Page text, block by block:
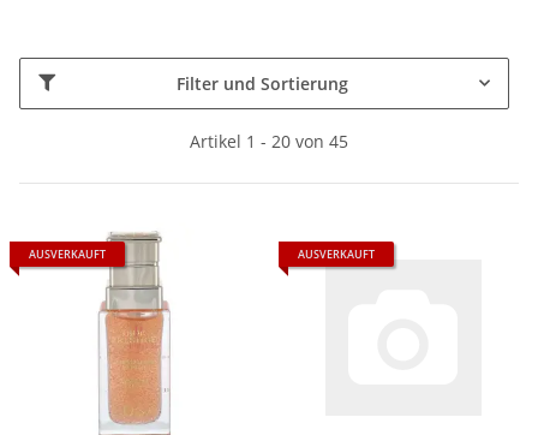
Filter und Sortierung
Artikel 1 - 20 von 45
AUSVERKAUFT AUSVERKAUFT